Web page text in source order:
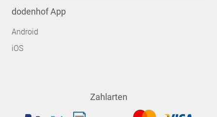
dodenhof App
Android
iOS
Zahlarten